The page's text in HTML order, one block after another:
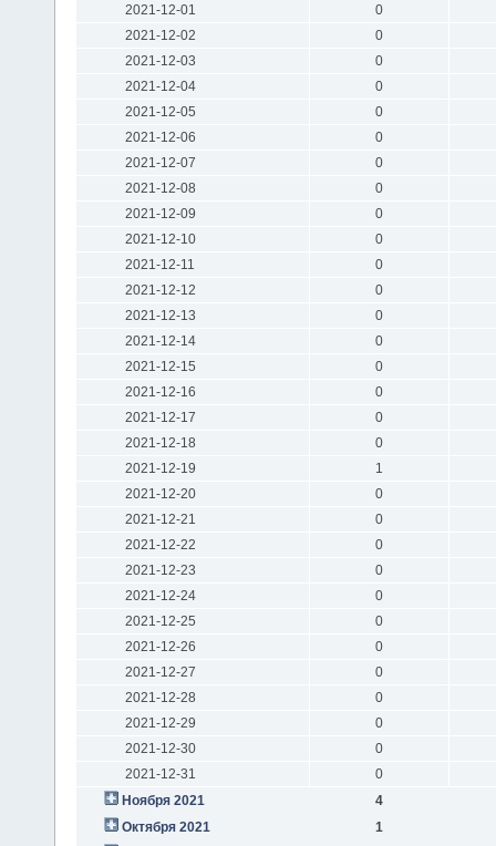
2021-12-01
0
2021-12-02
0
2021-12-03
0
2021-12-04
0
2021-12-05
0
2021-12-06
0
2021-12-07
0
2021-12-08
0
2021-12-09
0
2021-12-10
0
2021-12-11
0
2021-12-12
0
2021-12-13
0
2021-12-14
0
2021-12-15
0
2021-12-16
0
2021-12-17
0
2021-12-18
0
2021-12-19
1
2021-12-20
0
2021-12-21
0
2021-12-22
0
2021-12-23
0
2021-12-24
0
2021-12-25
0
2021-12-26
0
2021-12-27
0
2021-12-28
0
2021-12-29
0
2021-12-30
0
2021-12-31
0
Ноября 2021
4
Октября 2021
1